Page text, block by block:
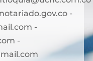
-
-
-